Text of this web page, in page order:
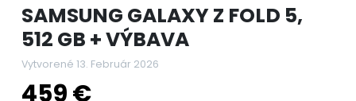
SAMSUNG GALAXY Z FOLD 5,
512 GB + VÝBAVA
Vytvorené 13. Február 2026
459 €